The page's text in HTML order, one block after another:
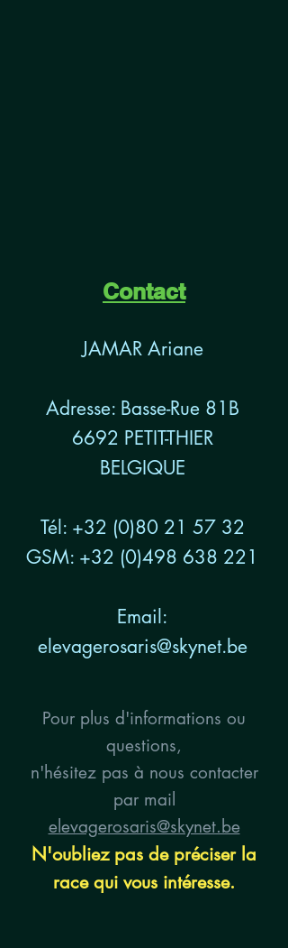
Contact
JAMAR Ariane
Adresse: Basse-Rue 81B
6692 PETIT-THIER
BELGIQUE
Tél: +32 (0)80 21 57 32
GSM: +32 (0)498 638 221
Email:
elevagerosaris@skynet.be
Pour plus d'informations ou
questions,
n'hésitez pas à nous contacter
par mail
elevagerosaris@skynet.be
N'oubliez pas de préciser la
race qui vous intéresse.